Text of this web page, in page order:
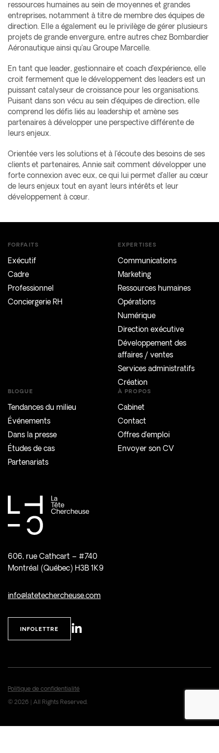
ressources humaines au sein de moyennes et grandes
entreprises, notamment à titre de membre des équipes de
direction. Elle a également eu le privilège de gérer plusieurs
projets de grande envergure, entre autres chez Bombardier
Aéronautique ainsi qu’au Groupe Marcelle.​​
En tant que leader, gestionnaire et coach d’expérience, elle
croit fermement que le développement des leaders est un
puissant catalyseur de croissance pour les organisations.
Puisant dans son vécu au sein d’équipes de direction, elle
comprend les défis liés au leadership et amène ses
partenaires à développer une perspective différente de
leurs enjeux.​​
Orientée vers les solutions et à l’écoute des besoins de ses
clients et partenaires, Annie sait comment développer une
forte connexion avec eux, ce qui lui permet d’aller au cœur
de leurs enjeux tout en ayant leurs intérêts et leur
développement à cœur.​
606, rue Cathcart – #740
Montréal (Québec) H3B 1K9
info@latetechercheuse.com
INFOLETTRE
FORFAITS
Exécutif
Cadre
Professionnel
Conciergerie RH
EXPERTISES
Communications
Marketing
Ressources humaines
Opérations
Numérique
Direction exécutive
Développement des
affaires / ventes
Services administratifs
Création
BLOGUE
Tendances du milieu
Événements
Dans la presse
Études de cas
Partenariats
À PROPOS
Cabinet
Contact
Offres d’emploi
Envoyer son CV
© 2026 | All Rights Reserved.
Politique de confidentialité